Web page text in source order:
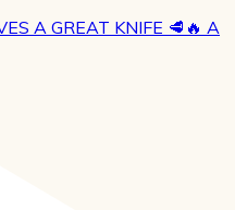
A GREAT KNIFE 🥩🔥 A